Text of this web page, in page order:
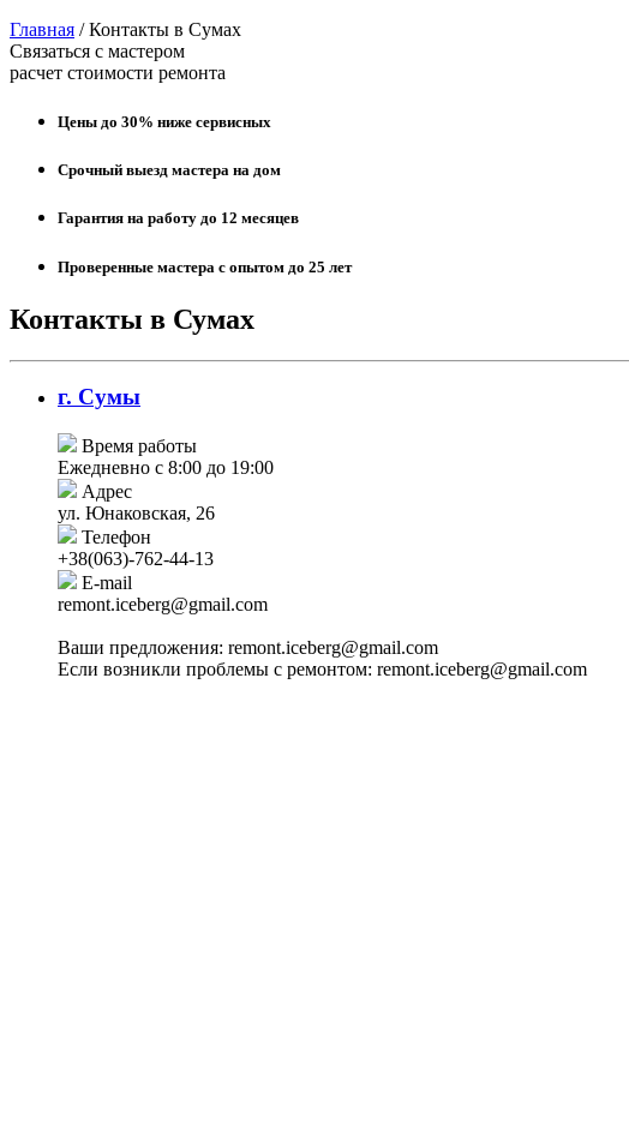
Главная /Контакты в Сумах
Связаться с мастером
расчет стоимости ремонта
Цены до 30% ниже сервисных
Срочный выезд мастера на дом
Гарантия на работу до 12 месяцев
Проверенные мастера с опытом до 25 лет
Контакты в Сумах
г. Сумы
Время работы
Ежедневно с 8:00 до 19:00
Адрес
ул. Юнаковская, 26
Телефон
+38(063)-762-44-13
E-mail
remont.iceberg@gmail.com
Ваши предложения: remont.iceberg@gmail.com
Если возникли проблемы с ремонтом: remont.iceberg@gmail.com